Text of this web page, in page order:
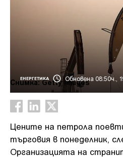
ЕНЕРГЕТИКА Обновена 08:50ч.,
Снимка: Getty images
Цените на петрола
търговия в понеделник,
Организацията на